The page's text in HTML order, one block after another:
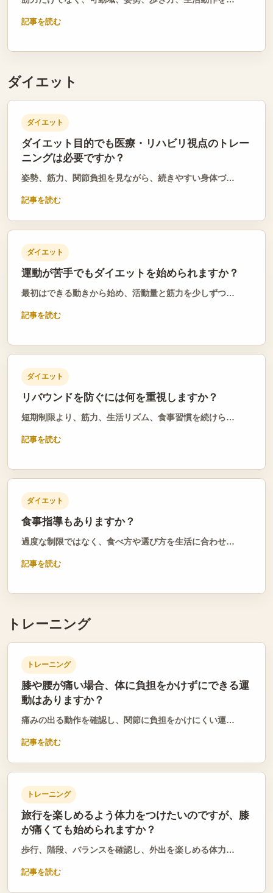
記事を読む
ダイエット
ダイエット
ダイエット目的でも医療・リハビリ視点のトレー
ニングは必要ですか？
姿勢、筋力、関節負担を見ながら、続きやすい身体づ…
記事を読む
ダイエット
運動が苦手でもダイエットを始められますか？
最初はできる動きから始め、活動量と筋力を少しずつ…
記事を読む
ダイエット
リバウンドを防ぐには何を重視しますか？
短期制限より、筋力、生活リズム、食事習慣を続けら…
記事を読む
ダイエット
食事指導もありますか？
過度な制限ではなく、食べ方や選び方を生活に合わせ…
記事を読む
トレーニング
トレーニング
膝や腰が痛い場合、体に負担をかけずにできる運
動はありますか？
痛みの出る動作を確認し、関節に負担をかけにくい運…
記事を読む
トレーニング
旅行を楽しめるよう体力をつけたいのですが、膝
が痛くても始められますか？
歩行、階段、バランスを確認し、外出を楽しめる体力…
記事を読む